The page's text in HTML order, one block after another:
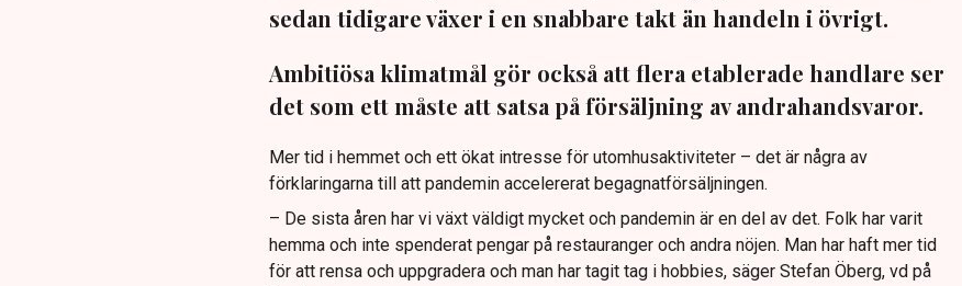
sedan tidigare växer i en snabbare takt än handeln i övrigt.
Ambitiösa klimatmål gör också att flera etablerade handlare ser
det som ett måste att satsa på försäljning av andrahandsvaror.
Mer tid i hemmet och ett ökat intresse för utomhusaktiviteter – det är några av
förklaringarna till att pandemin accelererat begagnatförsäljningen.
– De sista åren har vi växt väldigt mycket och pandemin är en del av det. Folk har varit
hemma och inte spenderat pengar på restauranger och andra nöjen. Man har haft mer tid
för att rensa och uppgradera och man har tagit tag i hobbies, säger Stefan Öberg, vd på